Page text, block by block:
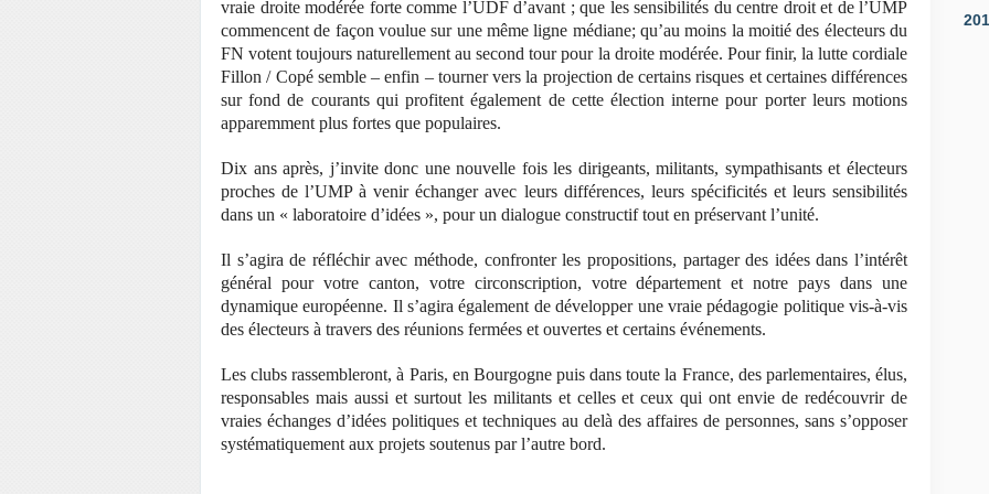
vraie droite modérée forte comme l’UDF d’avant ; que les sensibilités du centre droit et de l’UMP
commencent de façon voulue sur une même ligne médiane; qu’au moins la moitié des électeurs du
FN votent toujours naturellement au second tour pour la droite modérée. Pour finir, la lutte cordiale
Fillon / Copé semble – enfin – tourner vers la projection de certains risques et certaines différences
sur fond de courants qui profitent également de cette élection interne pour porter leurs motions
apparemment plus fortes que populaires.
Dix ans après, j’invite donc une nouvelle fois les dirigeants, militants, sympathisants et électeurs
proches de l’UMP à venir échanger avec leurs différences, leurs spécificités et leurs sensibilités
dans un « laboratoire d’idées », pour un dialogue constructif tout en préservant l’unité.
Il s’agira de réfléchir avec méthode, confronter les propositions, partager des idées dans l’intérêt
général pour votre canton, votre circonscription, votre département et notre pays dans une
dynamique européenne. Il s’agira également de développer une vraie pédagogie politique vis-à-vis
des électeurs à travers des réunions fermées et ouvertes et certains événements.
Les clubs rassembleront, à Paris, en Bourgogne puis dans toute la France, des parlementaires, élus,
responsables mais aussi et surtout les militants et celles et ceux qui ont envie de redécouvrir de
vraies échanges d’idées politiques et techniques au delà des affaires de personnes, sans s’opposer
systématiquement aux projets soutenus par l’autre bord.